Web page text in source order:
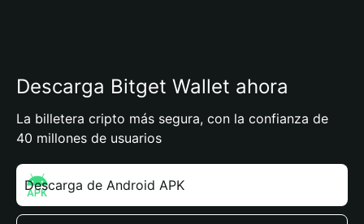
Descarga Bitget Wallet ahora
La billetera cripto más segura, con la confianza de
40 millones de usuarios
Descarga de Android APK